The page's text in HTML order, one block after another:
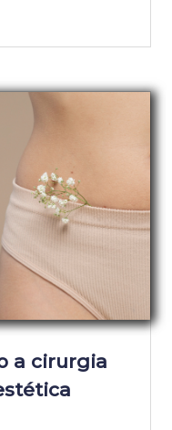
a cirurgia